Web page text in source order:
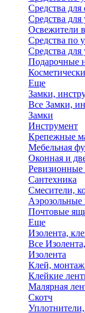
Средства для
Средства для
Освежители
Средства по
Средства
Подарочные
Еще
Замки,
Все Замки,
Замки
Инструмент
Крепежные
Мебельная
Оконная и
Сантехника
Смесители,
Аэрозольные
Почтовые
Еще
Изолента,
Все
Изолента
Клей,
Клейкие
Малярная
Скотч
Уплотнители,